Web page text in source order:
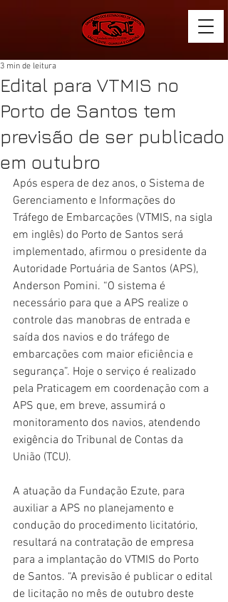
Edital para VTMIS no
Porto de Santos tem
previsão de ser publicado
em outubro
3 min de leitura
Após espera de dez anos, o Sistema de
Gerenciamento e Informações do
Tráfego de Embarcações (VTMIS, na sigla
em inglês) do Porto de Santos será
implementado, afirmou o presidente da
Autoridade Portuária de Santos (APS),
Anderson Pomini. “O sistema é
necessário para que a APS realize o
controle das manobras de entrada e
saída dos navios e do tráfego de
embarcações com maior eficiência e
segurança”. Hoje o serviço é realizado
pela Praticagem em coordenação com a
APS que, em breve, assumirá o
monitoramento dos navios, atendendo
exigência do Tribunal de Contas da
União (TCU).
A atuação da Fundação Ezute, para
auxiliar a APS no planejamento e
condução do procedimento licitatório,
resultará na contratação de empresa
para a implantação do VTMIS do Porto
de Santos. “A previsão é publicar o edital
de licitação no mês de outubro deste